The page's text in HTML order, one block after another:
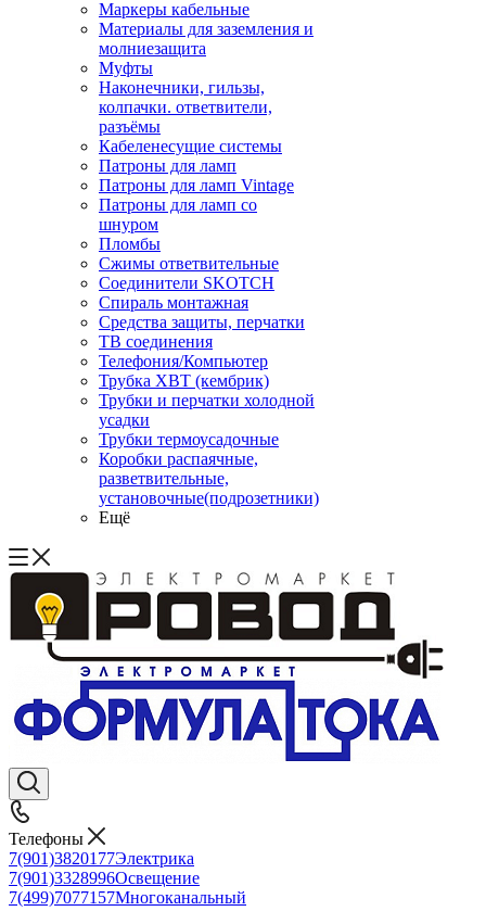
Маркеры кабельные
Материалы для заземления и
молниезащита
Муфты
Наконечники, гильзы,
колпачки. ответвители,
разъёмы
Кабеленесущие системы
Патроны для ламп
Патроны для ламп Vintage
Патроны для ламп со
шнуром
Пломбы
Сжимы ответвительные
Соединители SKOTCH
Спираль монтажная
Средства защиты, перчатки
ТВ соединения
Телефония/Компьютер
Трубка ХВТ (кембрик)
Трубки и перчатки холодной
усадки
Трубки термоусадочные
Коробки распаячные,
разветвительные,
установочные(подрозетники)
Ещё
Телефоны
7(901)3820177Электрика
7(901)3328996Освещение
7(499)7077157Многоканальный